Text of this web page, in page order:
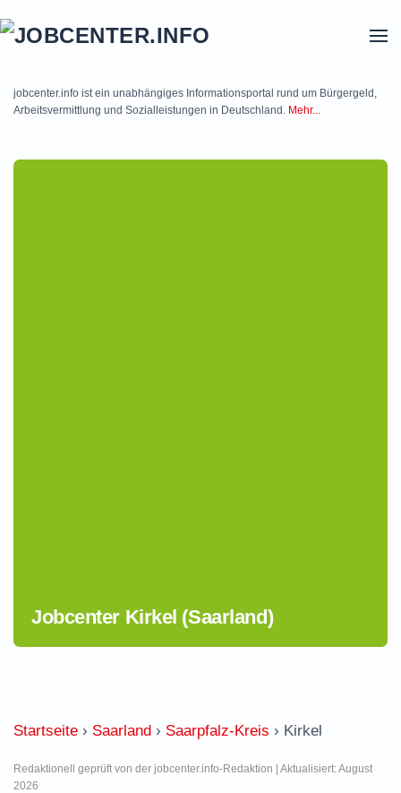
jobcenter.info ist ein unabhängiges Informationsportal rund um Bürgergeld,
Arbeitsvermittlung und Sozialleistungen in Deutschland. Mehr...
Jobcenter Kirkel (Saarland)
Startseite › Saarland › Saarpfalz-Kreis › Kirkel
Redaktionell geprüft von der jobcenter.info-Redaktion | Aktualisiert: August
2026